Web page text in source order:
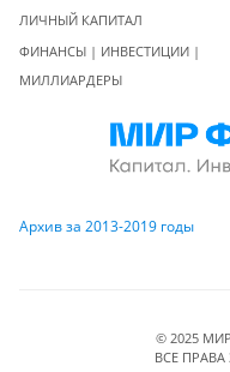
ЛИЧНЫЙ КАПИТАЛ
ФИНАНСЫ | ИНВЕСТИЦИИ |
МИЛЛИАРДЕРЫ
Архив за 2013-2019 годы
© 2025
ВСЕ